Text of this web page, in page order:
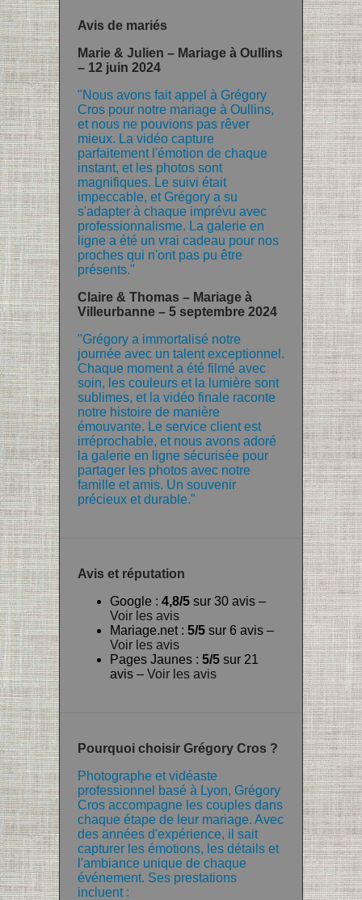
Avis de mariés
Marie & Julien – Mariage à Oullins
– 12 juin 2024
"Nous avons fait appel à Grégory
Cros pour notre mariage à Oullins,
et nous ne pouvions pas rêver
mieux. La vidéo capture
parfaitement l'émotion de chaque
instant, et les photos sont
magnifiques. Le suivi était
impeccable, et Grégory a su
s'adapter à chaque imprévu avec
professionnalisme. La galerie en
ligne a été un vrai cadeau pour nos
proches qui n'ont pas pu être
présents."
Claire & Thomas – Mariage à
Villeurbanne – 5 septembre 2024
"Grégory a immortalisé notre
journée avec un talent exceptionnel.
Chaque moment a été filmé avec
soin, les couleurs et la lumière sont
sublimes, et la vidéo finale raconte
notre histoire de manière
émouvante. Le service client est
irréprochable, et nous avons adoré
la galerie en ligne sécurisée pour
partager les photos avec notre
famille et amis. Un souvenir
précieux et durable."
Avis et réputation
Google : 4,8/5 sur 30 avis –
Voir les avis
Mariage.net : 5/5 sur 6 avis –
Voir les avis
Pages Jaunes : 5/5 sur 21
avis – Voir les avis
Pourquoi choisir Grégory Cros ?
Photographe et vidéaste
professionnel basé à Lyon, Grégory
Cros accompagne les couples dans
chaque étape de leur mariage. Avec
des années d'expérience, il sait
capturer les émotions, les détails et
l'ambiance unique de chaque
événement. Ses prestations
incluent :